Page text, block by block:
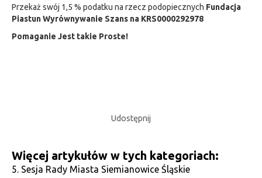
Przekaż swój 1,5 % podatku na rzecz podopiecznych Fundacja
Piastun Wyrównywanie Szans na KRS0000292978
Pomaganie Jest takie Proste!
Udostępnij
Więcej artykułów w tych kategoriach:
5. Sesja Rady Miasta Siemianowice Śląskie